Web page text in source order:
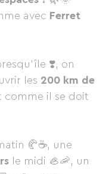
avec Ferret
❣️, on
les 200 km de
comme il se doit
🥐☕️, une
le midi 🦪🦐, un